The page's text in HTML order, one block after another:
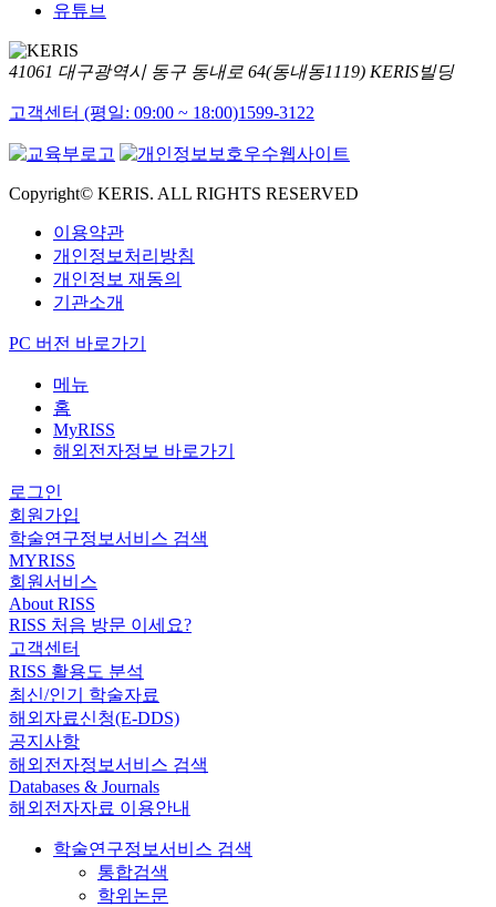
유튜브
41061 대구광역시 동구 동내로 64(동내동1119) KERIS빌딩
고객센터 (평일: 09:00 ~ 18:00)1599-3122
Copyright© KERIS. ALL RIGHTS RESERVED
이용약관
개인정보처리방침
개인정보 재동의
기관소개
PC 버전 바로가기
메뉴
홈
MyRISS
해외전자정보 바로가기
로그인
회원가입
학술연구정보서비스 검색
MYRISS
회원서비스
About RISS
RISS 처음 방문 이세요?
고객센터
RISS 활용도 분석
최신/인기 학술자료
해외자료신청(E-DDS)
공지사항
해외전자정보서비스 검색
Databases & Journals
해외전자자료 이용안내
학술연구정보서비스 검색
통합검색
학위논문